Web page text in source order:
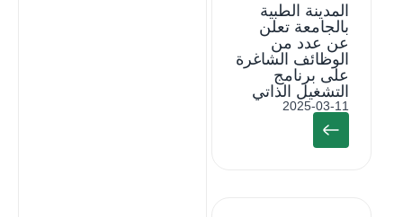
المدينة الطبية
بالجامعة تعلن
عن عدد من
الوظائف الشاغرة
على برنامج
التشغيل الذاتي
2025-03-11